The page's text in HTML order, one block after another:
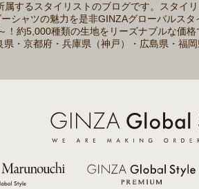
するスタイリストのブログです。スタイ
シャツの魅力を是非GINZAグローバルス
！約5,000種類の生地をリーズナブルな価
・京都府・兵庫県（神戸）・広島県・福